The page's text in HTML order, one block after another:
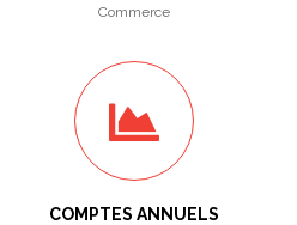
Commerce
COMPTES ANNUELS